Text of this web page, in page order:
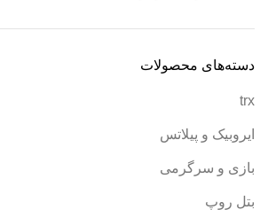
دسته‌های محصولات
trx
ایروبیک و پیلاتس
بازی و سرگرمی
بتل روپ